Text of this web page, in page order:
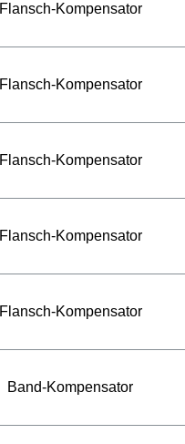
Flansch-Kompensator
Flansch-Kompensator
Flansch-Kompensator
Flansch-Kompensator
Flansch-Kompensator
Band-Kompensator